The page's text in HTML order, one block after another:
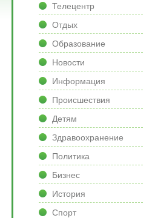
Телецентр
Отдых
Образование
Новости
Информация
Происшествия
Детям
Здравоохранение
Политика
Бизнес
История
Спорт